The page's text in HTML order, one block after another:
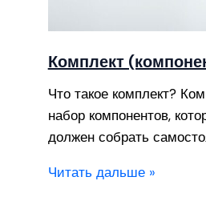
Комплект
Что такое комплект?
набор компонентов,
должен собрать
Читать дальше »